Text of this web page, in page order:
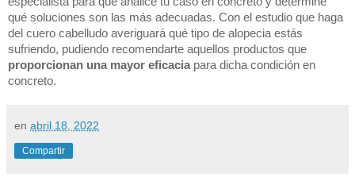
qué soluciones son las más adecuadas. Con el estudio que haga
del cuero cabelludo averiguará qué tipo de alopecia estás
proporcionan una mayor eficacia para dicha condición en
concreto.
en abril 18, 2022
Compartir